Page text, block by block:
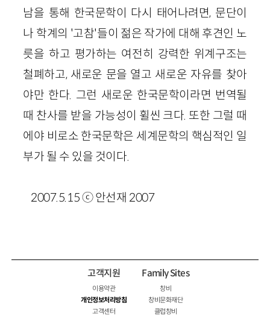
남을 통해 한국문학이 다시 태어나려면, 문단이
나 학계의 '고참'들이 젊은 작가에 대해 후견인 노
릇을 하고 평가하는 여전히 강력한 위계구조는
철폐하고, 새로운 문을 열고 새로운 자유를 찾아
야만 한다. 그런 새로운 한국문학이라면 번역될
때 찬사를 받을 가능성이 휠씬 크다. 또한 그럴 때
에야 비로소 한국문학은 세계문학의 핵심적인 일
부가 될 수 있을 것이다.
2007.5.15 ⓒ 안선재 2007
고객지원
이용약관
개인정보처리방침
고객센터
Family Sites
창비
창비문화재단
클럽창비